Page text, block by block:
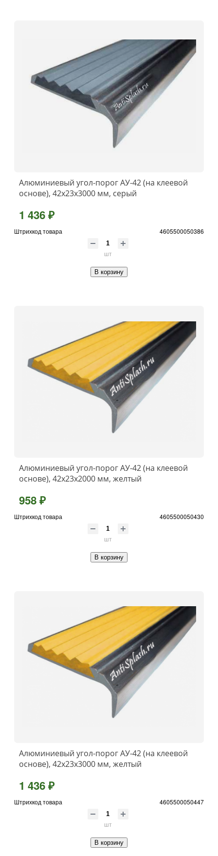
Алюминиевый угол-порог АУ-42 (на клеевой
основе), 42x23x3000 мм, серый
1 436 ₽
Штрихкод товара 4605500050386
шт
В корзину
Алюминиевый угол-порог АУ-42 (на клеевой
основе), 42x23x2000 мм, желтый
958 ₽
Штрихкод товара 4605500050430
шт
В корзину
Алюминиевый угол-порог АУ-42 (на клеевой
основе), 42x23x3000 мм, желтый
1 436 ₽
Штрихкод товара 4605500050447
шт
В корзину